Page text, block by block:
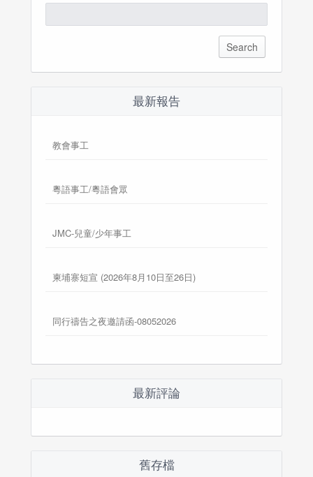
for:
最新報告
教會事工
粵語事工/粵語會眾
JMC-兒童/少年事工
柬埔寨短宣 (2026年8月10日至26日)
同行禱告之夜邀請函-08052026
最新評論
舊存檔